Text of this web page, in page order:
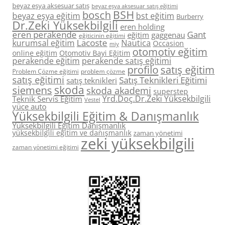
beyaz eşya aksesuar satış beyaz eşya aksesuar satış eğitimi
beyaz eşya eğitim boschBSH bst eğitim Burberry
Dr.Zeki Yüksekbilgili eren holding
eren perakende eğiticinin eğitimi eğitim gaggenau Gant
kurumsal eğitim Lacoste miy Nautica Occasion
online eğitim Otomotiv Bayi Eğitim otomotiv eğitim
perakende eğitim perakende satış eğitimi
Problem Çözme eğitimi problem çözme profilo satış eğitim
satış eğitimi satış teknikleri Satış Teknikleri Eğitimi
siemens skoda skoda akademi superstep
Teknik Servis Eğitim Vestel Yrd.Doç.Dr.Zeki Yüksekbilgili
yüce auto
Yüksekbilgili Eğitim & Danışmanlık
Yüksekbilgili Eğitim Danışmanlık
yüksekbilgili eğitim ve danışmanlık zaman yönetimi
zaman yönetimi eğitimi zeki yüksekbilgili